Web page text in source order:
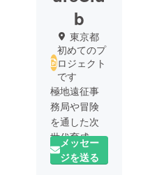
b
東京都
初めてのプ
ロジェクト
です
極地遠征事
務局や冒険
を通した次
世代育成、
アウトドア
の普及活動
メッセー
ジを送る